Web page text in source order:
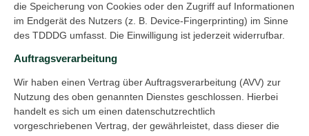
die Speicherung von Cookies oder den Zugriff auf Informationen
im Endgerät des Nutzers (z. B. Device-Fingerprinting) im Sinne
des TDDDG umfasst. Die Einwilligung ist jederzeit widerrufbar.
Auftragsverarbeitung
Wir haben einen Vertrag über Auftragsverarbeitung (AVV) zur
Nutzung des oben genannten Dienstes geschlossen. Hierbei
handelt es sich um einen datenschutzrechtlich
vorgeschriebenen Vertrag, der gewährleistet, dass dieser die